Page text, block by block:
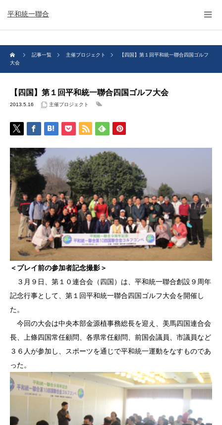
平和統一聯合
記事一覧 主催プロジェクト
【四国】第１回平和統一聯合四国ゴルフ
大会
【四国】第１回平和統一聯合四国ゴルフ大会
2013.5.16 主催プロジェクト
＜プレイ前の参加者記念撮影＞
３月９日、第１０連合会（四国）は、平和統一聯合創設９周年
記念行事として、第１回平和統一聯合四国ゴルフ大会を開催し
た。
今回の大会は中央本部金源植事務総長を迎え、美馬四国連合会
長、上條四国常任顧問、各県常任顧問、前国会議員、市議員など
３６人が参加し、スポーツを通じで平和統一運動をなすものであ
った。